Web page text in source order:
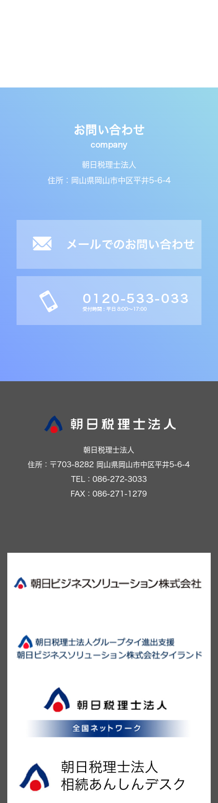
お問い合わせ
朝日税理士法人
住所：岡山県岡山市中区平井5-6-4
朝日税理士法人
住所：〒703-8282 岡山県岡山市中区平井5-6-4
TEL：086-272-3033
FAX：086-271-1279